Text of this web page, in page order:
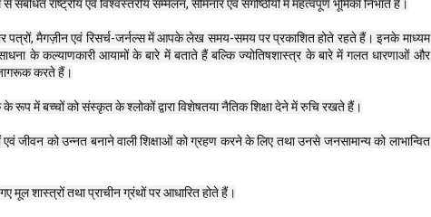
संबंधित राष्ट्रीय एवं विश्वस्तरीय सम्मेलन, सेमिनार एवं संगोष्ठीयों में महत्वपूर्ण भूमिका निभाते हैं।
पत्रों, मैगज़ीन एवं रिसर्च-जर्नल्स में आपके लेख समय-समय पर प्रकाशित होते रहते हैं। इनके माध्यम
के कल्याणकारी आयामों के बारे में बताते हैं बल्कि ज्योतिषशास्त्र के बारे में गलत धारणाओं और
करते हैं।
रूप में बच्चों को संस्कृत के श्लोकों द्वारा विशेषतया नैतिक शिक्षा देने में रुचि रखते हैं।
एवं जीवन को उन्नत बनाने वाली शिक्षाओं को ग्रहण करने के लिए तथा उनसे जनसामान्य को लाभान्वित
शास्त्रों तथा प्राचीन ग्रंथों पर आधारित होते हैं।